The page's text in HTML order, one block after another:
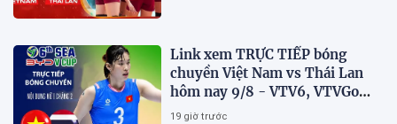
Link xem TRỰC TIẾP bóng
chuyền Việt Nam vs Thái Lan
hôm nay 9/8 - VTV6, VTVGo
trực tiếp SEA V.Cup 2026 mới
19 giờ trước